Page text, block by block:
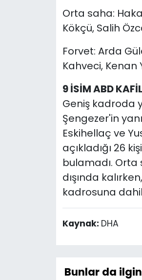
Orta saha:
Kökçü, Salih
Forvet: Arda
Kahveci, Kenan
9 İSİM ABD
Geniş kadroda
Şengezer'in
Eskihellaç ve
açıkladığı 26
bulamadı. Orta
dışında
kadrosuna
Kaynak: DHA
Bunlar da